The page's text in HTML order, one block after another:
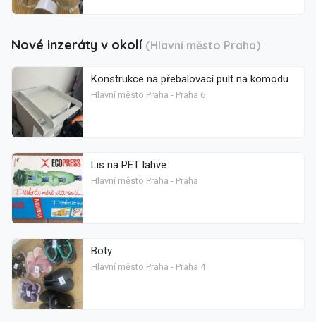
Nové inzeráty v okolí (Hlavní město Praha)
Konstrukce na přebalovací pult na komodu
Hlavní město Praha - Praha 6
Lis na PET lahve
Hlavní město Praha - Praha
Boty
Hlavní město Praha - Praha 4